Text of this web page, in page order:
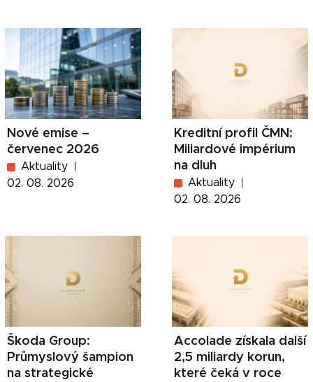
Nové emise –
červenec 2026
Aktuality
02. 08. 2026
Kreditní profil ČMN:
Miliardové impérium
na dluh
Aktuality
02. 08. 2026
Škoda Group:
Průmyslový šampion
na strategické
Accolade získala další
2,5 miliardy korun,
které čeká v roce